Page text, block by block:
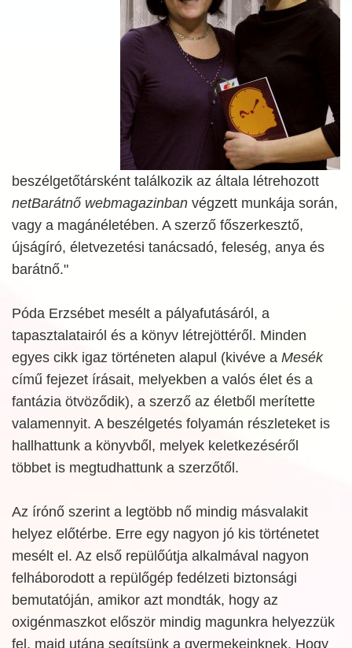
beszélgetőtársként találkozik az általa létrehozott
netBarátnő webmagazinban végzett munkája során,
vagy a magánéletében. A szerző főszerkesztő,
újságíró, életvezetési tanácsadó, feleség, anya és
barátnő."
Póda Erzsébet mesélt a pályafutásáról, a
tapasztalatairól és a könyv létrejöttéről. Minden
egyes cikk igaz történeten alapul (kivéve a Mesék
című fejezet írásait, melyekben a valós élet és a
fantázia ötvöződik), a szerző az életből merítette
valamennyit. A beszélgetés folyamán részleteket is
hallhattunk a könyvből, melyek keletkezéséről
többet is megtudhattunk a szerzőtől.
Az írónő szerint a legtöbb nő mindig másvalakit
helyez előtérbe. Erre egy nagyon jó kis történetet
mesélt el. Az első repülőútja alkalmával nagyon
felháborodott a repülőgép fedélzeti biztonsági
bemutatóján, amikor azt mondták, hogy az
oxigénmaszkot először mindig magunkra helyezzük
fel, majd utána segítsünk a gyermekeinknek. Hogy